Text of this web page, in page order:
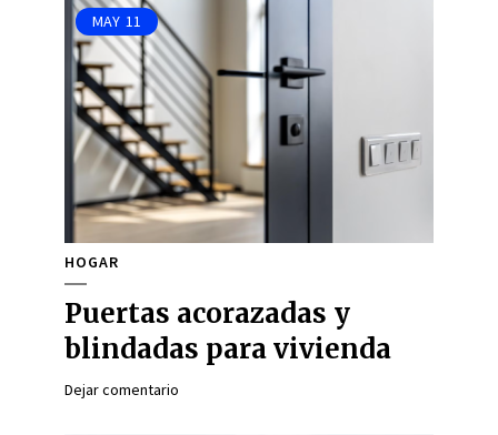
MAY 11
HOGAR
Puertas acorazadas y
blindadas para vivienda
Dejar comentario